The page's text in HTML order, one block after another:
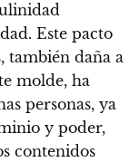
Este pacto
también daña a
molde, ha
personas, ya
y poder,
contenidos